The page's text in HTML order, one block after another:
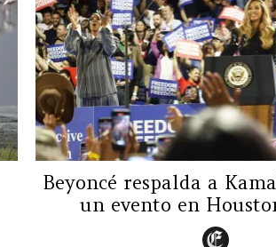
Beyoncé respalda a
un evento en